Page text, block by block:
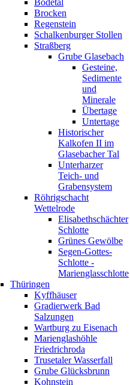
Brocken
Regenstein
Schalkenburger Stollen
Straßberg
Grube Glasebach
Gesteine,
Sedimente
und
Minerale
Übertage
Untertage
Historischer
Kalkofen II im
Glasebacher Tal
Unterharzer
Teich- und
Grabensystem
Röhrigschacht
Wettelrode
Elisabethschächter
Schlotte
Grünes Gewölbe
Segen-Gottes-
Schlotte -
Marienglasschlotte
Thüringen
Kyffhäuser
Gradierwerk Bad
Salzungen
Wartburg zu Eisenach
Marienglashöhle
Friedrichroda
Trusetaler Wasserfall
Grube Glücksbrunn
Kohnstein